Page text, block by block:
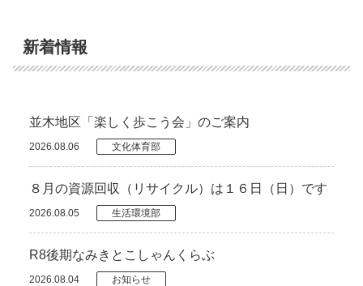
新着情報
並木地区「楽しく歩こう会」のご案内
2026.08.06 文化体育部
８月の資源回収（リサイクル）は１６日（日）です
2026.08.05 生活環境部
R8後期なみきとこしゃんくらぶ
2026.08.04 お知らせ